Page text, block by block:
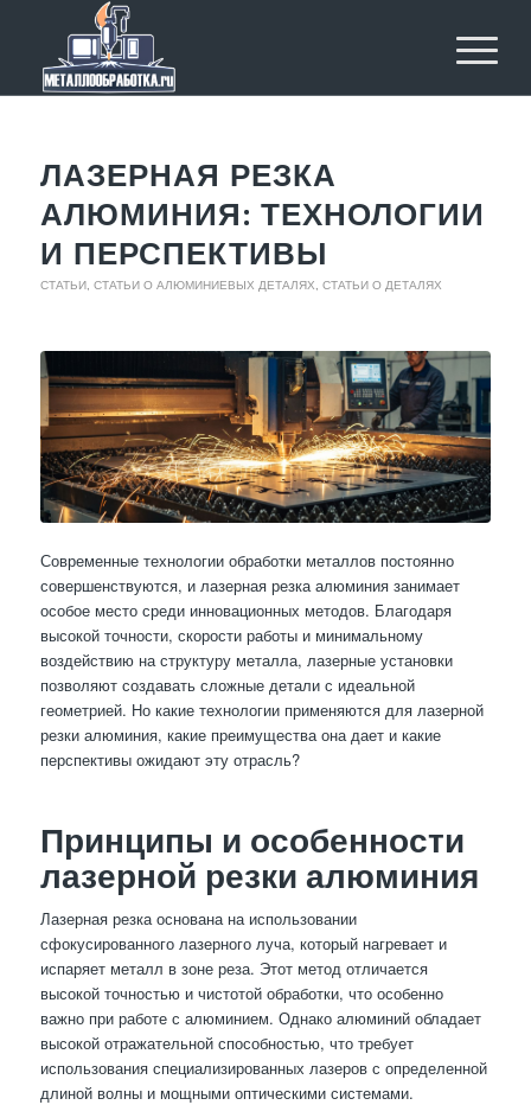
ЛАЗЕРНАЯ РЕЗКА
АЛЮМИНИЯ: ТЕХНОЛОГИИ
И ПЕРСПЕКТИВЫ
СТАТЬИ, СТАТЬИ О АЛЮМИНИЕВЫХ ДЕТАЛЯХ СТАТЬИ О ДЕТАЛЯХ
Современные технологии обработки металлов постоянно
совершенствуются, и лазерная резка алюминия занимает
особое место среди инновационных методов. Благодаря
высокой точности, скорости работы и минимальному
воздействию на структуру металла, лазерные установки
позволяют создавать сложные детали с идеальной
геометрией. Но какие технологии применяются для лазерной
резки алюминия, какие преимущества она дает и какие
перспективы ожидают эту отрасль?
Принципы и особенности
лазерной резки алюминия
Лазерная резка основана на использовании
сфокусированного лазерного луча, который нагревает и
испаряет металл в зоне реза. Этот метод отличается
высокой точностью и чистотой обработки, что особенно
важно при работе с алюминием. Однако алюминий обладает
высокой отражательной способностью, что требует
использования специализированных лазеров с определенной
длиной волны и мощными оптическими системами.